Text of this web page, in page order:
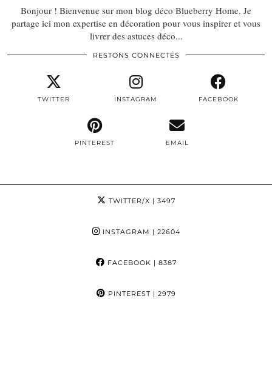
Bonjour ! Bienvenue sur mon blog déco Blueberry Home. Je
partage ici mon expertise en décoration pour vous inspirer et vous
livrer des astuces déco...
RESTONS CONNECTÉS
TWITTER INSTAGRAM FACEBOOK
PINTEREST EMAIL
TWITTER/X | 3497
INSTAGRAM | 22604
FACEBOOK | 8387
PINTEREST| 2979